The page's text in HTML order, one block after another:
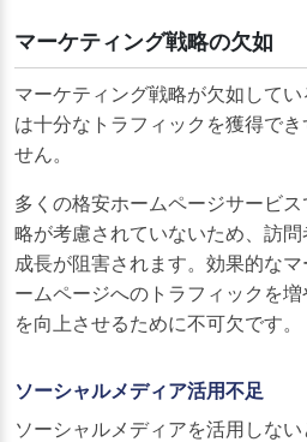
マーケティング戦略の欠如
マーケティング戦略が欠如して
は十分なトラフィックを獲得で
せん。
多くの格安ホームページサービ
略が考慮されていないため、訪
成長が阻害されます。効果的な
ームページへのトラフィックを
を向上させるために不可欠です。
ソーシャルメディア活用不足
ソーシャルメディアを活用しな